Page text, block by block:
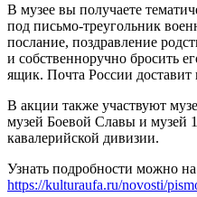
В музее вы получаете
под письмо-треугольник
послание, поздравление
и собственноручно бросить
ящик. Почта России доставит
В акции также участвуют
музей Боевой Славы и музей
кавалерийской дивизии.
Узнать подробности можно на
https://kulturaufa.ru/novosti/